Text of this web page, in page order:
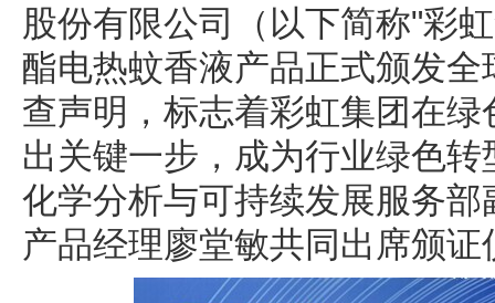
股份有限公司（以下简称"彩
酯电热蚊香液产品正式颁发
查声明，标志着彩虹集团在
出关键一步，成为行业绿色
化学分析与可持续发展服务
产品经理廖堂敏共同出席颁证